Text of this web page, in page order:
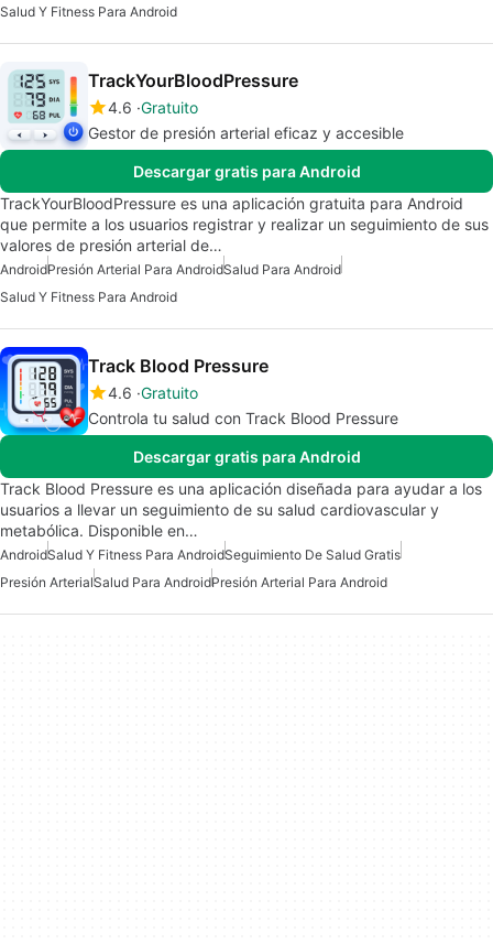
Salud Y Fitness Para Android
TrackYourBloodPressure
4.6 Gratuito
Gestor de presión arterial eficaz y accesible
Descargar gratis para Android
TrackYourBloodPressure es una aplicación gratuita para Android
que permite a los usuarios registrar y realizar un seguimiento de sus
valores de presión arterial de…
AndroidPresión Arterial Para AndroidSalud Para Android
Salud Y Fitness Para Android
Track Blood Pressure
4.6 Gratuito
Controla tu salud con Track Blood Pressure
Descargar gratis para Android
Track Blood Pressure es una aplicación diseñada para ayudar a los
usuarios a llevar un seguimiento de su salud cardiovascular y
metabólica. Disponible en…
AndroidSalud Y Fitness Para AndroidSeguimiento De Salud Gratis
Presión ArterialSalud Para AndroidPresión Arterial Para Android